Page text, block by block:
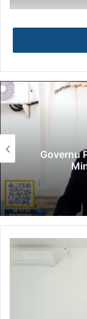
Governu